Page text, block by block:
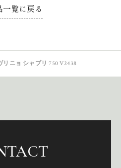
一覧に戻る
リニョ シャブリ 750 V2438